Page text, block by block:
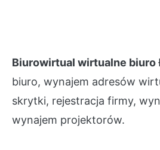
Biurowirtual wirtualne biuro
biuro, wynajem adresów
skrytki, rejestracja firmy,
wynajem projektorów.